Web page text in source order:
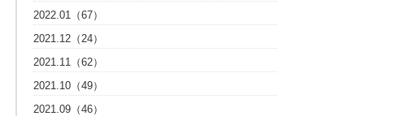
2022.01（67）
2021.12（24）
2021.11（62）
2021.10（49）
2021.09（46）